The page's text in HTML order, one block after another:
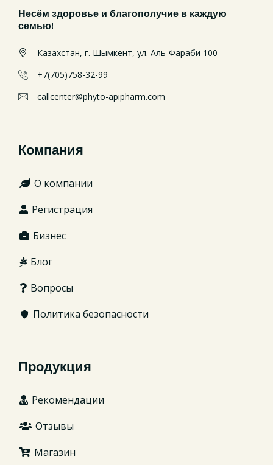
Несём здоровье и благополучие в каждую
семью!
Казахстан, г. Шымкент, ул. Аль-Фараби 100
+7(705)758-32-99
callcenter@phyto-apipharm.com
Компания
О компании
Регистрация
Бизнес
Блог
Вопросы
Политика безопасности
Продукция
Рекомендации
Отзывы
Магазин